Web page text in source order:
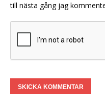
till nästa gång jag